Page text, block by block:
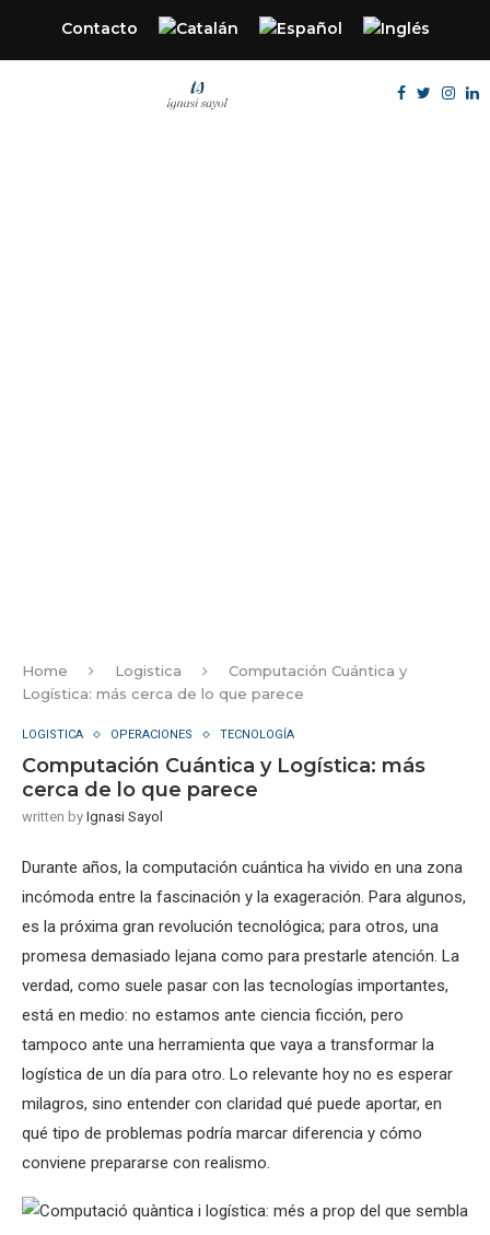
Contacto
Home Logistica
Computación Cuántica y
Logística: más cerca de lo que parece
LOGISTICA OPERACIONES TECNOLOGÍA
Computación Cuántica y Logística: más
cerca de lo que parece
written by Ignasi Sayol
Durante años, la computación cuántica ha vivido en una zona
incómoda entre la fascinación y la exageración. Para algunos,
es la próxima gran revolución tecnológica; para otros, una
promesa demasiado lejana como para prestarle atención. La
verdad, como suele pasar con las tecnologías importantes,
está en medio: no estamos ante ciencia ficción, pero
tampoco ante una herramienta que vaya a transformar la
logística de un día para otro. Lo relevante hoy no es esperar
milagros, sino entender con claridad qué puede aportar, en
qué tipo de problemas podría marcar diferencia y cómo
conviene prepararse con realismo.